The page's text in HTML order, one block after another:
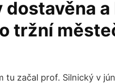
a
tržní
tu začal prof. Silnický v